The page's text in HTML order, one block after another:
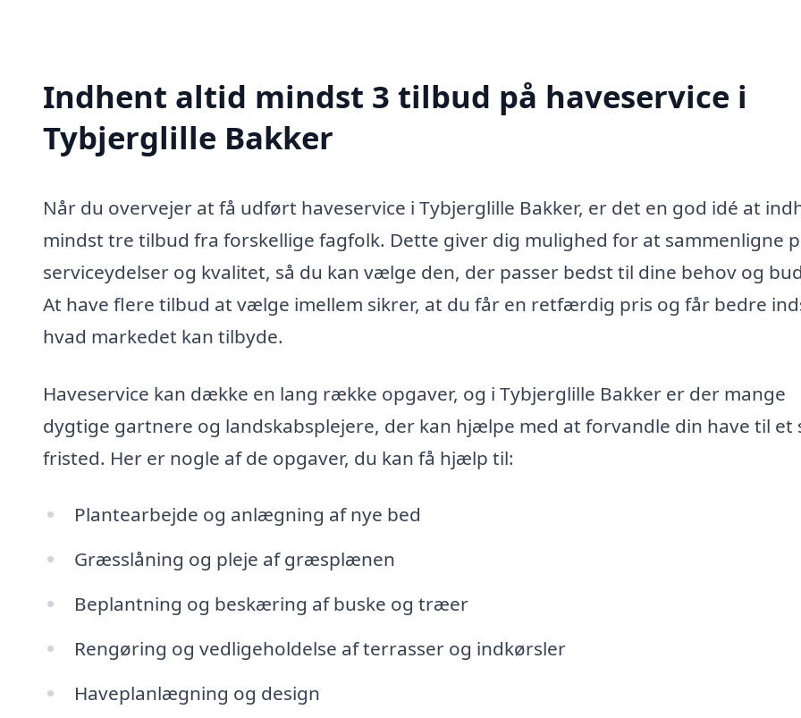
Indhent altid mindst 3 tilbud på haveservice i
Tybjerglille Bakker
Når du overvejer at få udført haveservice i Tybjerglille Bakker, er det en god idé at
mindst tre tilbud fra forskellige fagfolk. Dette giver dig mulighed for at sammenligne
serviceydelser og kvalitet, så du kan vælge den, der passer bedst til dine behov og
At have flere tilbud at vælge imellem sikrer, at du får en retfærdig pris og får bedre
hvad markedet kan tilbyde.
Haveservice kan dække en lang række opgaver, og i Tybjerglille Bakker er der mange
dygtige gartnere og landskabsplejere, der kan hjælpe med at forvandle din have til et
fristed. Her er nogle af de opgaver, du kan få hjælp til:
Plantearbejde og anlægning af nye bed
Græsslåning og pleje af græsplænen
Beplantning og beskæring af buske og træer
Rengøring og vedligeholdelse af terrasser og indkørsler
Haveplanlægning og design